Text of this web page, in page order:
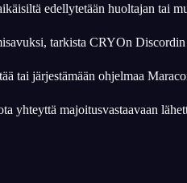
edellytetään huoltajan tai
tarkista CRYOn
tai järjestämään ohjelmaa
yhteyttä majoitusvastaavaan